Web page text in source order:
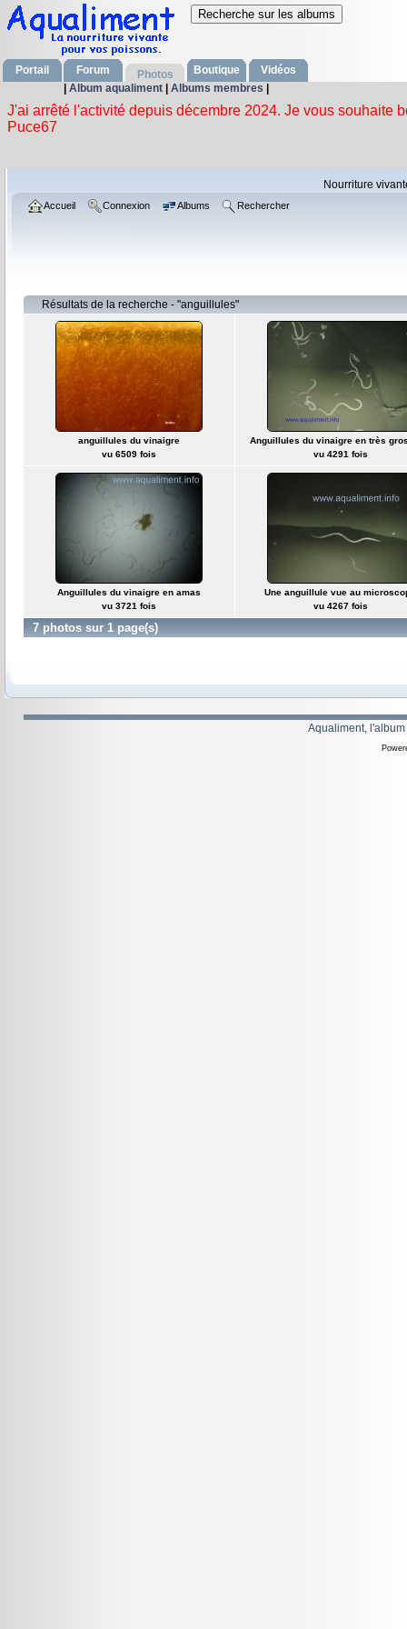
Portail Forum Photos Boutique
Vidéos
Album aqualiment Albums membres
Nourriture
Accueil Connexion Albums Rechercher
Résultats de la recherche - "anguillules"
anguillules du vinaigre
vu 6509 fois
Anguillules du vinaigre en très
vu 4291 fois
Anguillules du vinaigre en amas
vu 3721 fois
Une anguillule vue au
vu 4267 fois
7 photos sur 1 page(s)
Aqualiment,